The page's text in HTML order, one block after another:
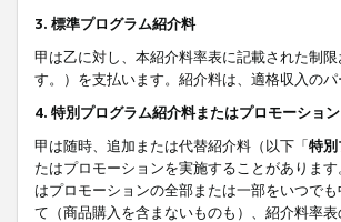
3. 標準プログラム紹介料
甲は乙に対し、本紹介料率表に記載された制
す。）を支払います。紹介料は、適格収入の
4. 特別プログラム紹介料またはプロモーション
甲は随時、追加または代替紹介料（以下「特別
たはプロモーションを実施することがありま
はプロモーションの全部または一部をいつで
て（商品購入を含まないものも）、紹介料率